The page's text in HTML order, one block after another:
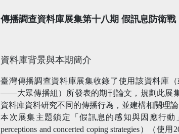
傳播調查資料庫展集第十八期 假訊息防衛
資料庫背景與本期簡介
臺灣傳播調查資料庫展集收錄了使用該資料庫
——大眾傳播組）所發表的期刊論文，規劃此展
資料庫資料研究不同的傳播行為，並建構相關理
本次展集主題鎖定「假訊息的感知與因應行動
perceptions and concerted coping strategies）（使